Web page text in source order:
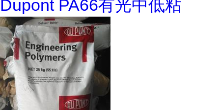
Dupont PA66有光中低粘